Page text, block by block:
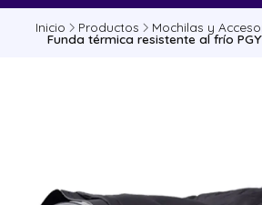
Inicio Productos Mochilas y
Funda térmica resistente al frío